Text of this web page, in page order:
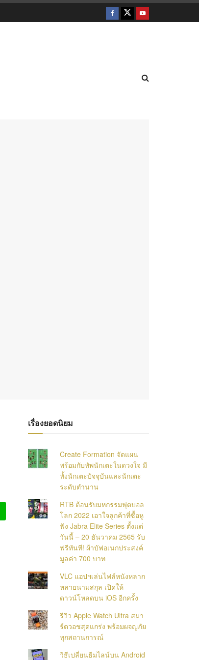
เรื่องยอดนิยม
Create Formation จัดแผน
พร้อมกับทัพนักเตะในดวงใจ มี
ทั้งนักเตะปัจจุบันและนักเตะ
ระดับตำนาน
RTB ต้อนรับมหกรรมฟุตบอล
โลก 2022 เอาใจลูกค้าที่ซื้อหู
ฟัง Jabra Elite Series ตั้งแต่
วันนี้ – 20 ธันวาคม 2565 รับ
ฟรีทันที! ผ้าบัฟอเนกประสงค์
มูลค่า 700 บาท
VLC แอปฯเล่นไฟล์หนังหลาก
หลายนามสกุล เปิดให้
ดาวน์โหลดบน iOS อีกครั้ง
รีวิว Apple Watch Ultra สมา
ร์ตวอชสุดแกร่ง พร้อมผจญภัย
ทุกสถานการณ์
วิธีเปลี่ยนธีมไลน์บน Android